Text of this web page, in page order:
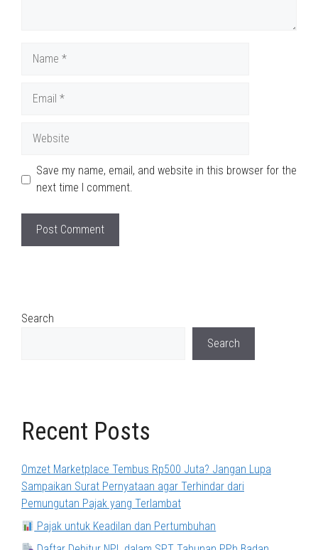
Save my name, email, and website in this browser for the
next time I comment.
Search
Search
Recent Posts
Omzet Marketplace Tembus Rp500 Juta? Jangan Lupa
Sampaikan Surat Pernyataan agar Terhindar dari
Pemungutan Pajak yang Terlambat
Pajak untuk Keadilan dan Pertumbuhan